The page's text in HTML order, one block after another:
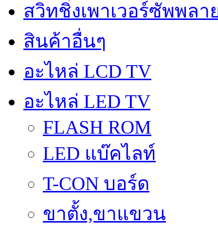
สวิทชิ่งเพาเวอร์ซัพพลา
สินค้าอื่นๆ
อะไหล่ LCD TV
อะไหล่ LED TV
FLASH ROM
LED แบ๊คไลท์
T-CON บอร์ด
ขาตั้ง,ขาแขวน